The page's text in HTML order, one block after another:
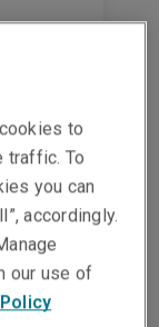
金實
組織
to
traffic. To
you can
accordingly.
our use of